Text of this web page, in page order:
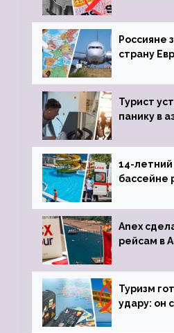
Россияне
страну
виз
Турист
панику в
задержке
14-летний
бассейне
Anex
рейсам в
Туризм
удару: он